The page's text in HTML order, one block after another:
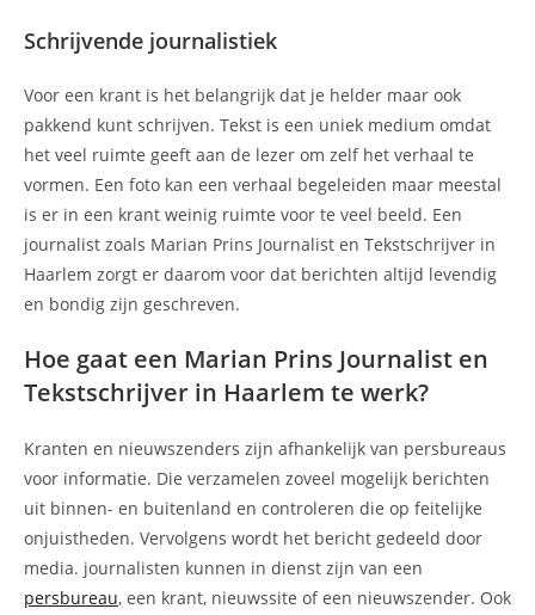
Schrijvende journalistiek
Voor een krant is het belangrijk dat je helder maar ook
pakkend kunt schrijven. Tekst is een uniek medium omdat
het veel ruimte geeft aan de lezer om zelf het verhaal te
vormen. Een foto kan een verhaal begeleiden maar meestal
is er in een krant weinig ruimte voor te veel beeld. Een
journalist zoals Marian Prins Journalist en Tekstschrijver in
Haarlem zorgt er daarom voor dat berichten altijd levendig
en bondig zijn geschreven.
Hoe gaat een Marian Prins Journalist en
Tekstschrijver in Haarlem te werk?
Kranten en nieuwszenders zijn afhankelijk van persbureaus
voor informatie. Die verzamelen zoveel mogelijk berichten
uit binnen- en buitenland en controleren die op feitelijke
onjuistheden. Vervolgens wordt het bericht gedeeld door
media. journalisten kunnen in dienst zijn van een
persbureau, een krant, nieuwssite of een nieuwszender. Ook